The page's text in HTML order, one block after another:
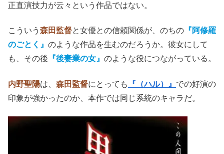
正直演技力が云々という作品ではない。
こういう 森田監督と女優との信頼関係が、のちの 『阿修羅
のごとく』 のような作品を生むのだろうか。彼女にして
も、その後 『後妻業の女』 のような役につながっている。
内野聖陽は、 森田監督にとっても 『（ハル）』 での好演の
印象が強かったのか、本作では同じ系統のキャラだ。